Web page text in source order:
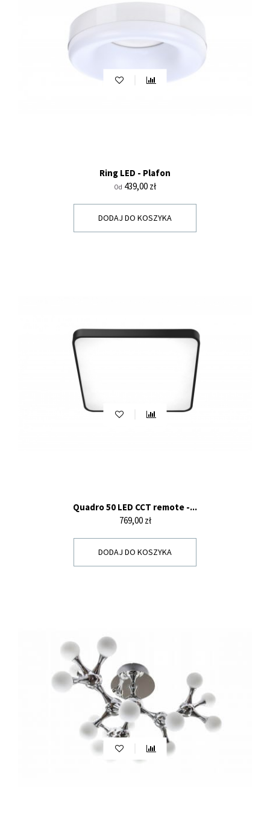
Ring LED - Plafon
Od Cena
439,00 zł
DODAJ DO KOSZYKA
Quadro 50 LED CCT remote -...
Cena
769,00 zł
DODAJ DO KOSZYKA